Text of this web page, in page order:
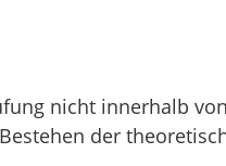
nicht innerhalb
der